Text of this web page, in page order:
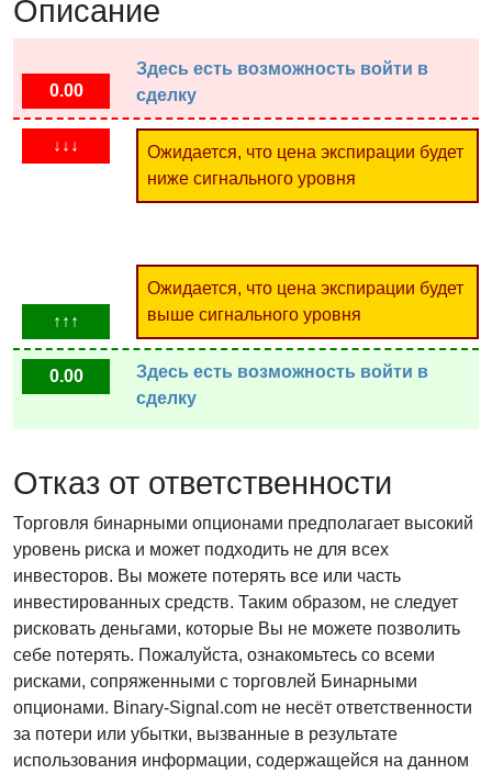
Описание
0.00
Здесь есть возможность войти в
сделку
↓↓↓
Ожидается, что цена экспирации будет
ниже сигнального уровня
↑↑↑
Ожидается, что цена экспирации будет
выше сигнального уровня
0.00
Здесь есть возможность войти в
сделку
Отказ от ответственности
Торговля бинарными опционами предполагает высокий
уровень риска и может подходить не для всех
инвесторов. Вы можете потерять все или часть
инвестированных средств. Таким образом, не следует
рисковать деньгами, которые Вы не можете позволить
себе потерять. Пожалуйста, ознакомьтесь со всеми
рисками, сопряженными с торговлей Бинарными
опционами. Binary-Signal.com не несёт ответственности
за потери или убытки, вызванные в результате
использования информации, содержащейся на данном